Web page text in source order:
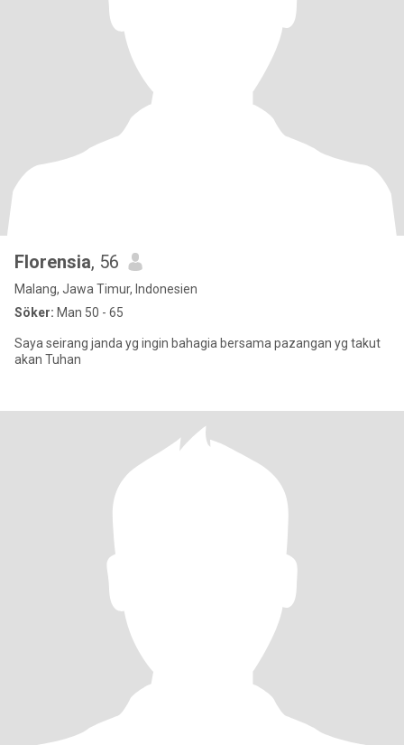
Florensia, 56
Malang, Jawa Timur, Indonesien
Söker: Man 50 - 65
Saya seirang janda yg ingin bahagia bersama pazangan yg takut
akan Tuhan